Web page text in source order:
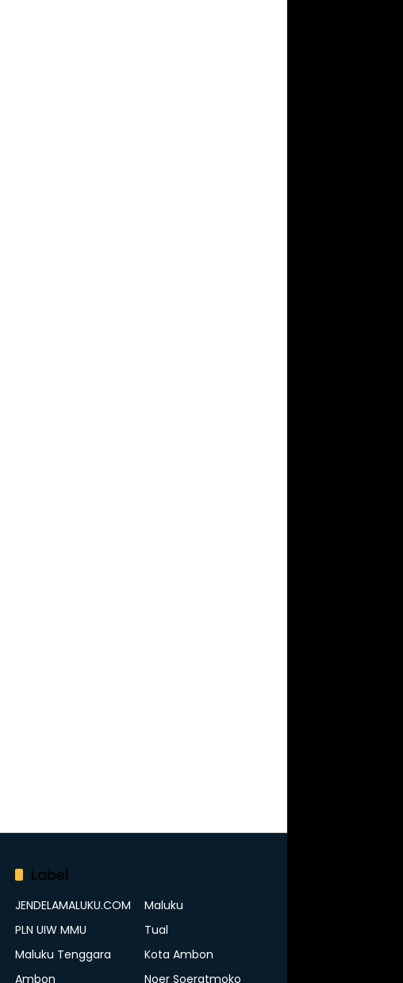
Label
JENDELAMALUKU.COM
Maluku
PLN UIW MMU
Tual
Maluku Tenggara
Kota Ambon
Ambon
Noer Soeratmoko